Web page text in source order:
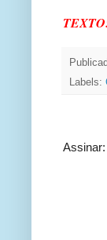
Labels:
Assinar: